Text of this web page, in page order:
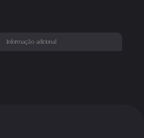
Informação adicional